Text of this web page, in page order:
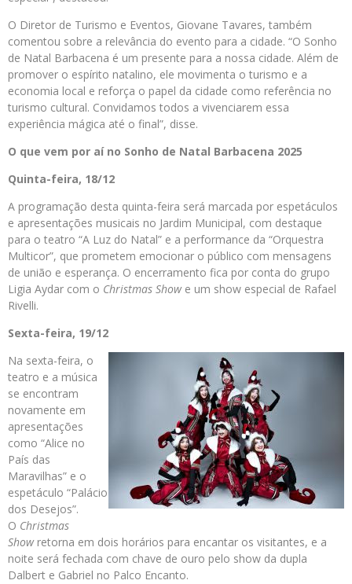
O Diretor de Turismo e Eventos, Giovane Tavares, também
comentou sobre a relevância do evento para a cidade. “O Sonho
de Natal Barbacena é um presente para a nossa cidade. Além de
promover o espírito natalino, ele movimenta o turismo e a
economia local e reforça o papel da cidade como referência no
turismo cultural. Convidamos todos a vivenciarem essa
experiência mágica até o final”, disse.
O que vem por aí no Sonho de Natal Barbacena 2025
Quinta-feira, 18/12
A programação desta quinta-feira será marcada por espetáculos
e apresentações musicais no Jardim Municipal, com destaque
para o teatro “A Luz do Natal” e a performance da “Orquestra
Multicor”, que prometem emocionar o público com mensagens
de união e esperança. O encerramento fica por conta do grupo
Ligia Aydar com o Christmas Showe um show especial de Rafael
Rivelli.
Sexta-feira, 19/12
Na sexta-feira, o
teatro e a música
se encontram
novamente em
apresentações
como “Alice no
País das
Maravilhas” e o
espetáculo “Palácio
dos Desejos”.
O Christmas
Showretorna em dois horários para encantar os visitantes, e a
noite será fechada com chave de ouro pelo show da dupla
Dalbert e Gabriel no Palco Encanto.